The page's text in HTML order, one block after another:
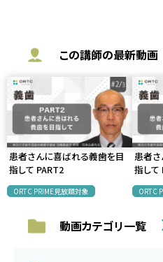
この講師の最新動画
患者さんに喜ばれる義歯を目
指して PART2
ORTC PRIME見放題対象
患者
指して
ORTC
動画カテゴリ一覧